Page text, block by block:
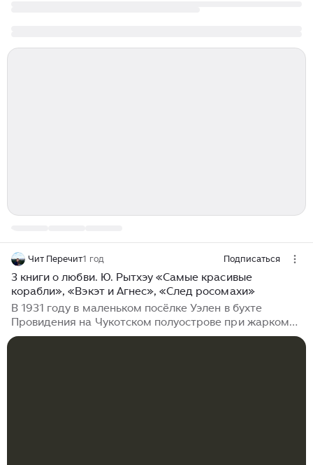
Чит Перечит1 год Подписаться
3 книги о любви. Ю. Рытхэу «Самые красивые
корабли», «Вэкэт и Агнес», «След росомахи»
В 1931 году в маленьком посёлке Уэлен в бухте
Провидения на Чукотском полуострове при жарком
огне каменных чаш наполненных тюленьим жиром,